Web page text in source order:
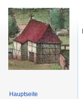
Hauptseite